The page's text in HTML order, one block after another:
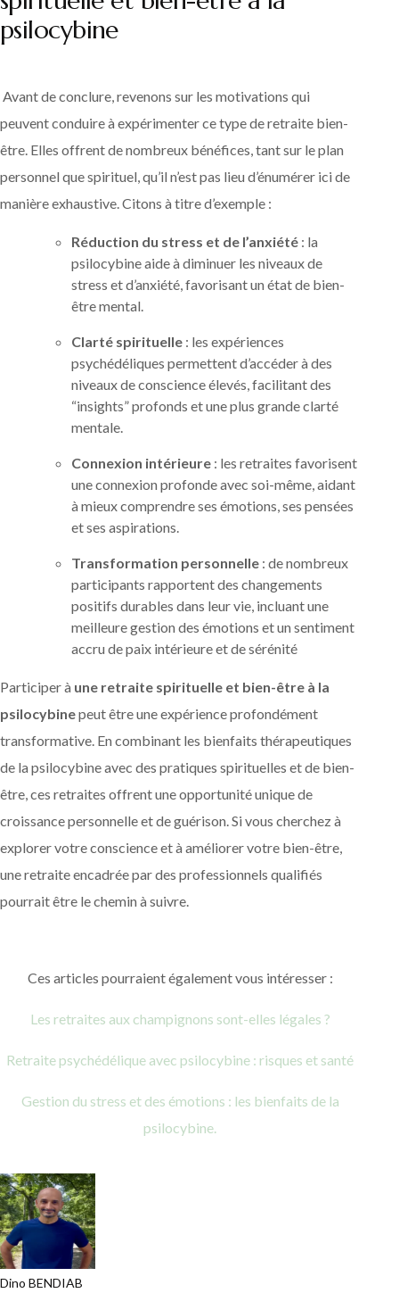
psilocybine
Avant de conclure, revenons sur les motivations qui
peuvent conduire à expérimenter ce type de retraite bien-
être. Elles offrent de nombreux bénéfices, tant sur le plan
personnel que spirituel, qu’il n’est pas lieu d’énumérer ici de
manière exhaustive. Citons à titre d’exemple :
Réduction du stress et de l’anxiété : la
psilocybine aide à diminuer les niveaux de
stress et d’anxiété, favorisant un état de bien-
être mental.
Clarté spirituelle : les expériences
psychédéliques permettent d’accéder à des
niveaux de conscience élevés, facilitant des
“insights” profonds et une plus grande clarté
mentale.
Connexion intérieure : les retraites favorisent
une connexion profonde avec soi-même, aidant
à mieux comprendre ses émotions, ses pensées
et ses aspirations.
Transformation personnelle : de nombreux
participants rapportent des changements
positifs durables dans leur vie, incluant une
meilleure gestion des émotions et un sentiment
accru de paix intérieure et de sérénité
Participer à une retraite spirituelle et bien-être à la
psilocybinepeut être une expérience profondément
transformative. En combinant les bienfaits thérapeutiques
de la psilocybine avec des pratiques spirituelles et de bien-
être, ces retraites offrent une opportunité unique de
croissance personnelle et de guérison. Si vous cherchez à
explorer votre conscience et à améliorer votre bien-être,
une retraite encadrée par des professionnels qualifiés
pourrait être le chemin à suivre.
Ces articles pourraient également vous intéresser :
Les retraites aux champignons sont-elles légales ?
Retraite psychédélique avec psilocybine : risques et santé
Gestion du stress et des émotions : les bienfaits de la
psilocybine.
Dino BENDIAB